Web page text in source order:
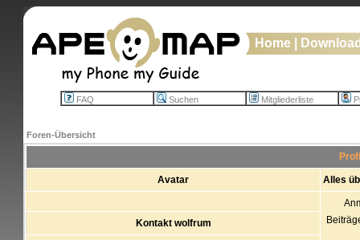
Home
FAQ Suchen Mitgliederliste
Foren-Übersicht
Avatar Alles
Kontakt wolfrum